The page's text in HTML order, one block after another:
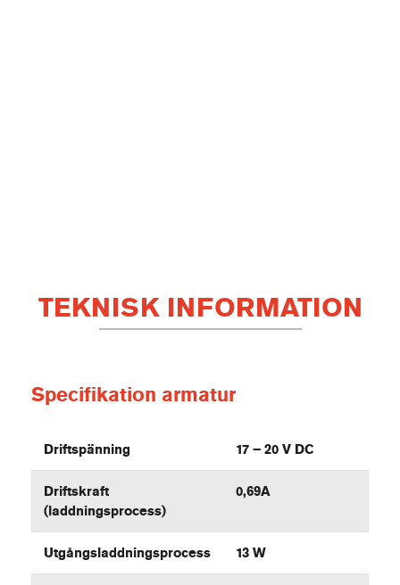
TEKNISK INFORMATION
Specifikation armatur
Driftspänning 17 – 20 V DC
Driftskraft
(laddningsprocess)
0,69A
Utgångsladdningsprocess 13 W